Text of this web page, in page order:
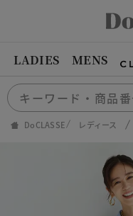
LADIES MENS
DoCLASSE レディース